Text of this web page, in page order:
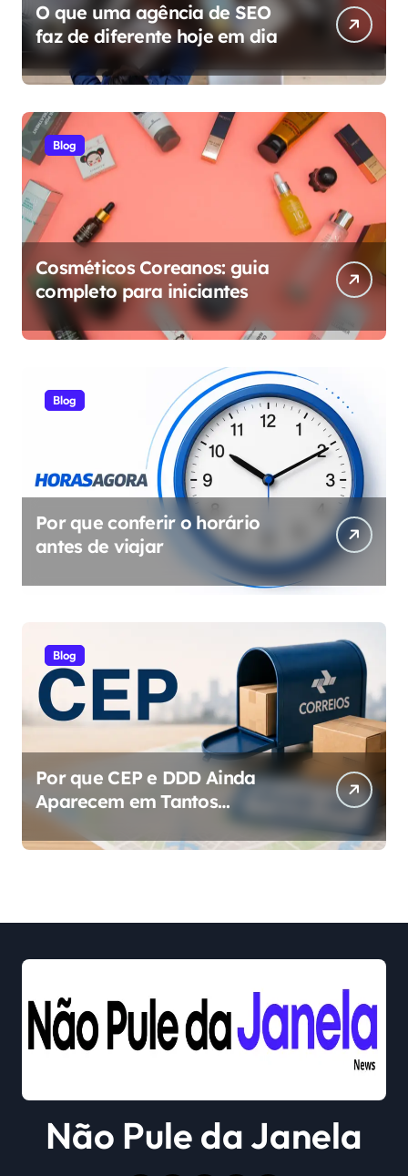
O que uma agência de SEO
faz de diferente hoje em dia
Blog
Cosméticos Coreanos: guia
completo para iniciantes
Blog
Por que conferir o horário
antes de viajar
Blog
Por que CEP e DDD Ainda
Aparecem em Tantos
Cadastros?
Não Pule da Janela